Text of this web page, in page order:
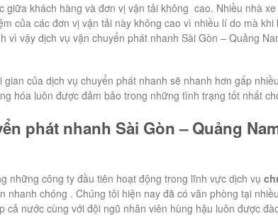
giữa khách hàng và đơn vị vận tải không cao. Nhiều nhà
của các đơn vị vận tải này không cao vì nhiều lí do mà
vì vậy dịch vụ vận chuyển phát nhanh Sài Gòn – Quảng
gian của dịch vụ chuyển phát nhanh sẽ nhanh hơn gấp
hóa luôn được đảm bảo trong những tình trạng tốt nhất
phát nhanh Sài Gòn – Quảng
những công ty đầu tiên hoạt động trong lĩnh vực dịch vụ
nhanh chóng . Chúng tôi hiện nay đã có văn phòng tại
cả nước cùng với đội ngũ nhân viên hùng hậu luôn được